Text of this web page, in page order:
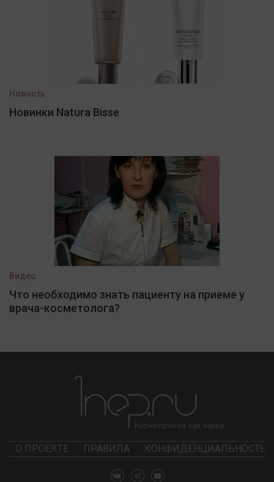
Новость
Новинки Natura Bisse
Видео
Что необходимо знать пациенту на приеме у
врача-косметолога?
О ПРОЕКТЕ ПРАВИЛА КОНФИДЕНЦИАЛЬНОСТЬ